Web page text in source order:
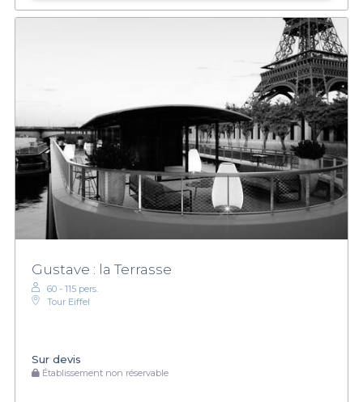
Gustave : la Terrasse
60 - 115 pers.
Tour Eiffel
Sur devis
Établissement non réservable